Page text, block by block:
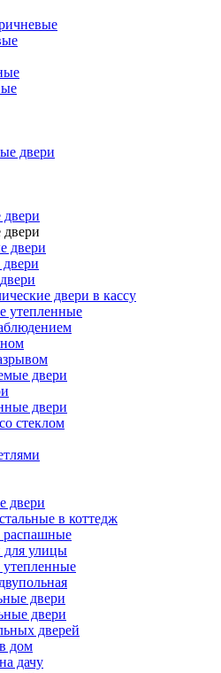
двери
двери
двери в кассу
утепленные
двери
двери
стеклом
двери
в коттедж
распашные
для улицы
утепленные
двери
двери
дверей
дом
дачу